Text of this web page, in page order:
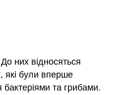
них відносяться
які були вперше
бактеріями та грибами.